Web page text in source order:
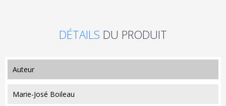
DÉTAILS DU PRODUIT
auteur
Marie-José Boileau